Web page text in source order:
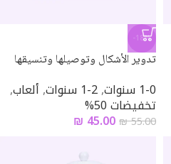
-18%
تدوير الأشكال وتوصيلها وتنسيقها
1-0 سنوات ,2-1 سنوات ,ألعاب,
تخفيضات 50%
₪55.00
₪ 45.00